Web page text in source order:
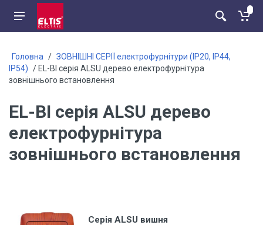
Головна / ЗОВНІШНІ СЕРІЇ електрофурнітури (ІР20, ІР44,
ІР54) / EL-BI серія ALSU дерево електрофурнітура
зовнішнього встановлення
EL-BI серія ALSU дерево
електрофурнітура
зовнішнього встановлення
Серія ALSU вишня